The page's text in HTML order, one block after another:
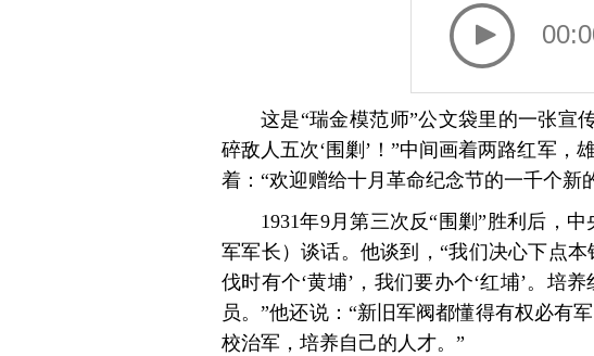
这是“瑞金模范师”公文袋里的一张
碎敌人五次‘围剿’！”中间画着两路红军
着：“欢迎赠给十月革命纪念节的一千个新
1931年9月第三次反“围剿”胜利后，
军军长）谈话。他谈到，“我们决心下点
伐时有个‘黄埔’，我们要办个‘红埔’。培
员。”他还说：“新旧军阀都懂得有权必有
校治军，培养自己的人才。”